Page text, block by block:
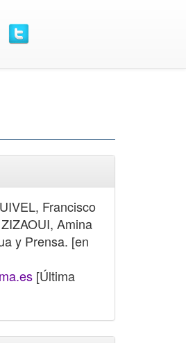
Francisco
Amina
y Prensa. [en
[Última